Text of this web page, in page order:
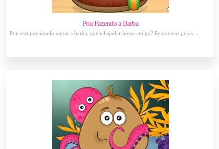
Pou Fazendo a Barba
Pou esta precisando cortar a barba, que tal ajudar nosso amigo? Remova os pelos ...